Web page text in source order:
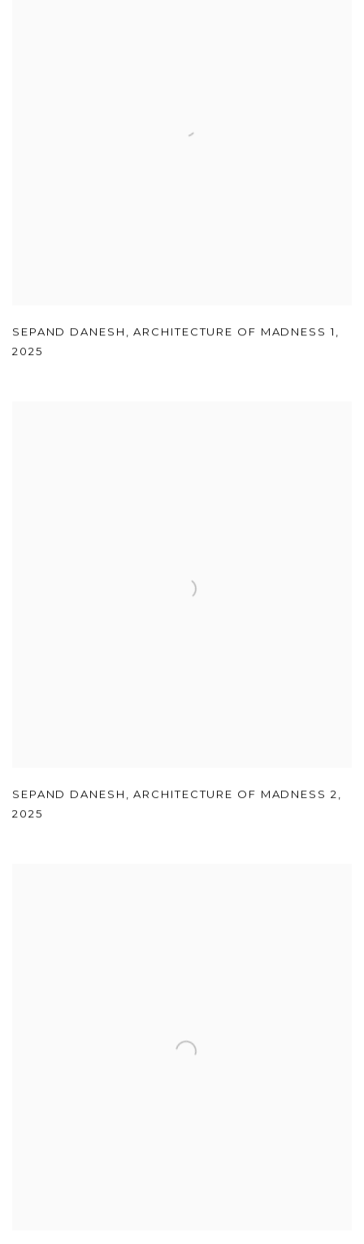
SEPAND DANESH ,ARCHITECTURE OF MADNESS 1 ,
2025
SEPAND DANESH ,ARCHITECTURE OF MADNESS 2,
2025